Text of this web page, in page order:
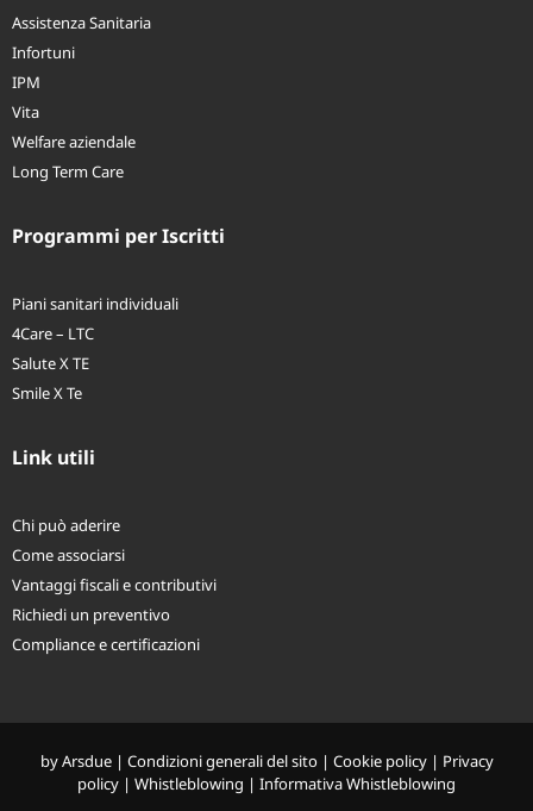
Assistenza Sanitaria
Infortuni
IPM
Vita
Welfare aziendale
Long Term Care
Programmi per Iscritti
Piani sanitari individuali
4Care – LTC
Salute X TE
Smile X Te
Link utili
Chi può aderire
Come associarsi
Vantaggi fiscali e contributivi
Richiedi un preventivo
Compliance e certificazioni
byArsdue| Condizioni generali del sito| Cookie policy| Privacy
policy | Whistleblowing | Informativa Whistleblowing